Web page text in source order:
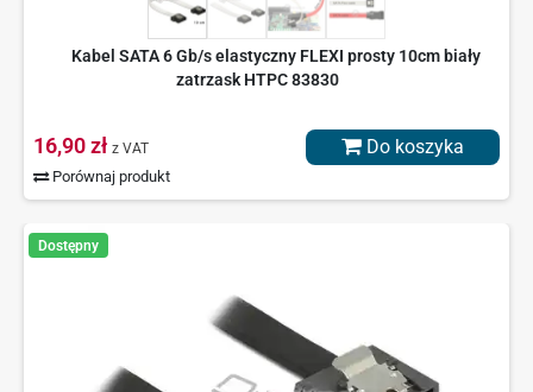
Kabel SATA 6 Gb/s elastyczny FLEXI prosty 10cm biały
zatrzask HTPC 83830
16,90 zł z VAT
Porównaj produkt
Do koszyka
Dostępny